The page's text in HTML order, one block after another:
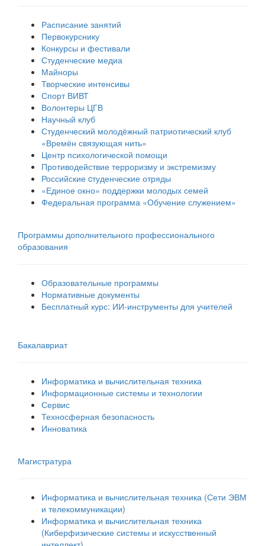
Расписание занятий
Первокурснику
Конкурсы и фестивали
Студенческие медиа
Майноры
Творческие интенсивы
Спорт ВИВТ
Волонтеры ЦГВ
Научный клуб
Студенческий молодёжный патриотический клуб
«Времён связующая нить»
Центр психологической помощи
Противодействие терроризму и экстремизму
Российские cтуденческие отряды
«Единое окно» поддержки молодых семей
Федеральная программа «Обучение служением»
Программы дополнительного профессионального
образования
Образовательные программы
Нормативные документы
Бесплатный курс: ИИ‑инструменты для учителей
Бакалавриат
Информатика и вычислительная техника
Информационные системы и технологии
Сервис
Техносферная безопасность
Инноватика
Магистратура
Информатика и вычислительная техника (Сети ЭВМ
и телекоммуникации)
Информатика и вычислительная техника
(Киберфизические системы и искусственный